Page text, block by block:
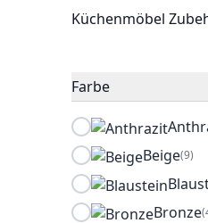
Küchenmöbel
Farbe
Beige(9)
Bronze